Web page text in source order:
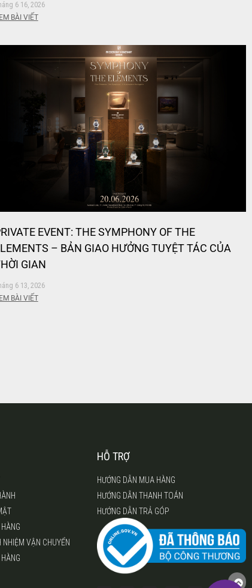
6 16, 2026
BÀI VIẾT
EVENT: THE SYMPHONY OF THE
– BẢN GIAO HƯỞNG TUYỆT TÁC CỦA
GIAN
6 13, 2026
BÀI VIẾT
VẬN CHUYỂN
HỖ TRỢ
HƯỚNG DẪN MUA HÀNG
HƯỚNG DẪN THANH TOÁN
HƯỚNG DẪN TRẢ GÓP